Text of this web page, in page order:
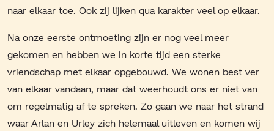
naar elkaar toe. Ook zij lijken qua karakter veel op elkaar.
Na onze eerste ontmoeting zijn er nog veel meer
gekomen en hebben we in korte tijd een sterke
vriendschap met elkaar opgebouwd. We wonen best ver
van elkaar vandaan, maar dat weerhoudt ons er niet van
om regelmatig af te spreken. Zo gaan we naar het strand
waar Arlan en Urley zich helemaal uitleven en komen wij